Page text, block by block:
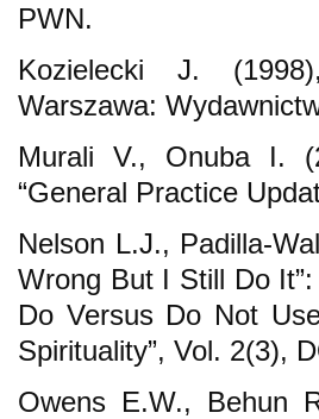
PWN.
Kozielecki J.
Warszawa:
Murali V., Onuba I.
“General Practice
Nelson L.J., Padilla-
Wrong But I Still Do
Do Versus Do Not
Spirituality”, Vol. 2(3),
Owens E.W., Behun